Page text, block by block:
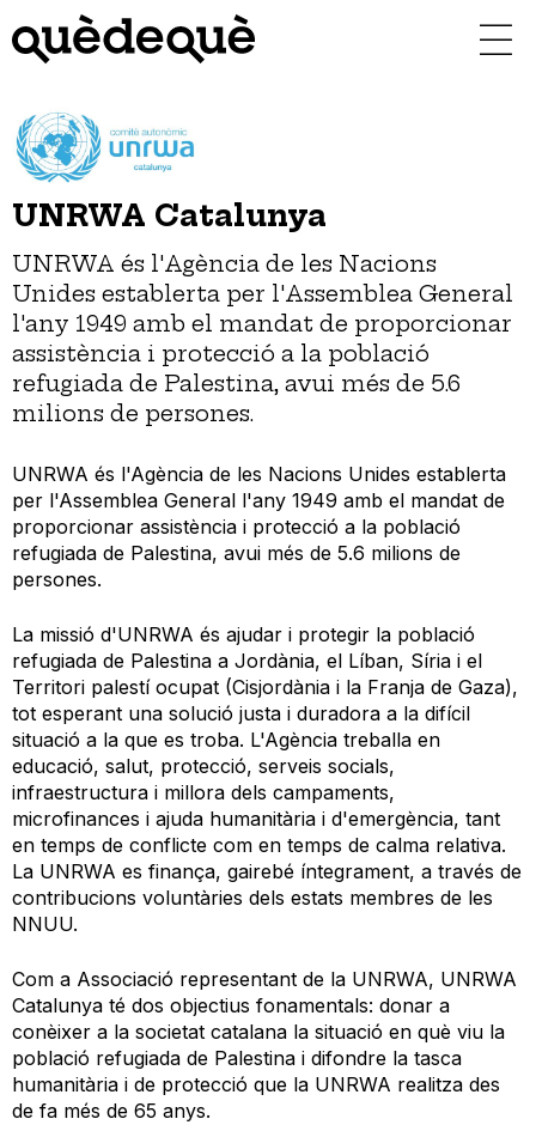
contingut
UNRWA Catalunya
UNRWA és l'Agència de les Nacions
Unides establerta per l'Assemblea General
l'any 1949 amb el mandat de proporcionar
assistència i protecció a la població
refugiada de Palestina, avui més de 5.6
milions de persones.
UNRWA és l'Agència de les Nacions Unides establerta
per l'Assemblea General l'any 1949 amb el mandat de
proporcionar assistència i protecció a la població
refugiada de Palestina, avui més de 5.6 milions de
persones.
La missió d'UNRWA és ajudar i protegir la població
refugiada de Palestina a Jordània, el Líban, Síria i el
Territori palestí ocupat (Cisjordània i la Franja de Gaza),
tot esperant una solució justa i duradora a la difícil
situació a la que es troba. L'Agència treballa en
educació, salut, protecció, serveis socials,
infraestructura i millora dels campaments,
microfinances i ajuda humanitària i d'emergència, tant
en temps de conflicte com en temps de calma relativa.
La UNRWA es finança, gairebé íntegrament, a través de
contribucions voluntàries dels estats membres de les
NNUU.
Com a Associació representant de la UNRWA, UNRWA
Catalunya té dos objectius fonamentals: donar a
conèixer a la societat catalana la situació en què viu la
població refugiada de Palestina i difondre la tasca
humanitària i de protecció que la UNRWA realitza des
de fa més de 65 anys.